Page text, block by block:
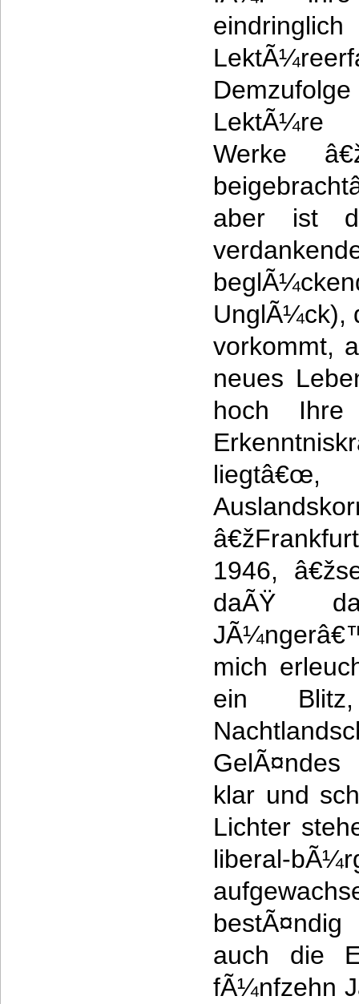
LektÃ¼re
Werke
aber ist
UnglÃ¼ck),
vorkommt,
neues
hoch Ihre
liegtâ€œ,
1946,
daÃŸ
mich
ein
klar und
Lichter
liberal-
auch die
fÃ¼nfzehn